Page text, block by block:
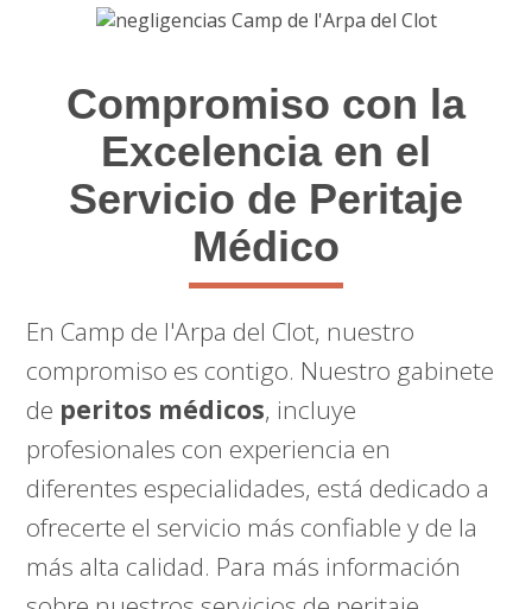
Compromiso con la
Excelencia en el
Servicio de Peritaje
Médico
En Camp de l'Arpa del Clot, nuestro
compromiso es contigo. Nuestro gabinete
de peritos médicos, incluye
profesionales con experiencia en
diferentes especialidades, está dedicado a
ofrecerte el servicio más confiable y de la
más alta calidad. Para más información